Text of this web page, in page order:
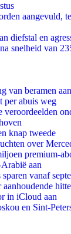
aangevuld,
diefstal en
snelheid van
van beramen
per abuis weg
knap tweede
over
premium-
aan
vanaf
in iCloud aan
en Sint-